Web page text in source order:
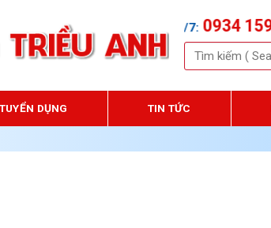
HOTLINE 24/7: 0934 159 828
Tìm
kiếm:
TUYỂN DỤNG TIN TỨC